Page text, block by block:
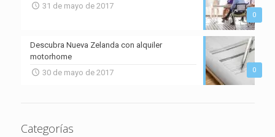
0
31 de mayo de 2017
0
Descubra Nueva Zelanda con alquiler
motorhome
30 de mayo de 2017
Categorías